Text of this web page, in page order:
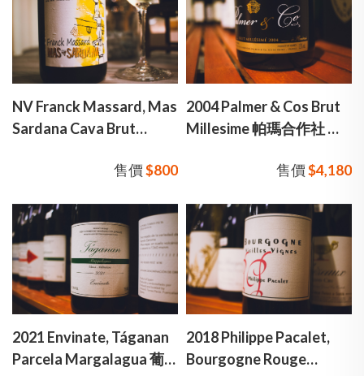
NV Franck Massard, Mas
Sardana Cava Brut
售價$800
2004 Palmer & Cos Brut
Millesime 帕瑪合作社 年
售價$4,180
2021 Envinate, Táganan
Parcela Margalagua 葡
2018 Philippe Pacalet,
Bourgogne Rouge